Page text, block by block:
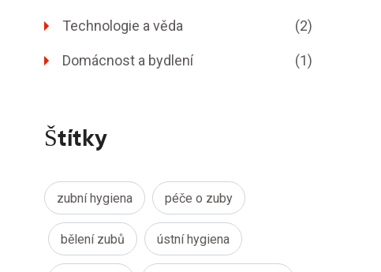
Technologie a věda (2)
Domácnost a bydlení (1)
Štítky
zubní hygiena péče o zuby
bělení zubů ústní hygiena